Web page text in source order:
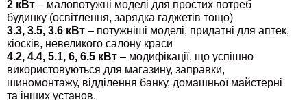
2 кВт – малопотужні моделі для простих потреб
будинку (освітлення, зарядка гаджетів тощо)
3.3, 3.5, 3.6 кВт – потужніші моделі, придатні для аптек,
кіосків, невеликого салону краси
4.2, 4.4, 5.1, 6, 6.5 кВт – модифікації, що успішно
використовуються для магазину, заправки,
шиномонтажу, відділення банку, домашньої майстерні
та інших установ.